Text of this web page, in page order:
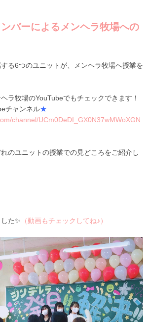
バーによるメンヘラ牧場への
る6つのユニットが、メンヘラ牧場へ授業を
ラ牧場のYouTubeでもチェックできます！
チャンネル★
channel/UCm0DeDI_GX0N37wMWoXGN
のユニットの授業での見どころをご紹介し
た✨ （動画もチェックしてね♪）